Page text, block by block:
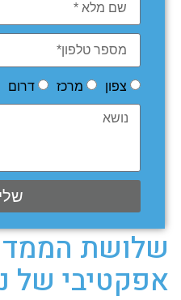
צפון מרכז דרום
שלושת
אפקטיבי של